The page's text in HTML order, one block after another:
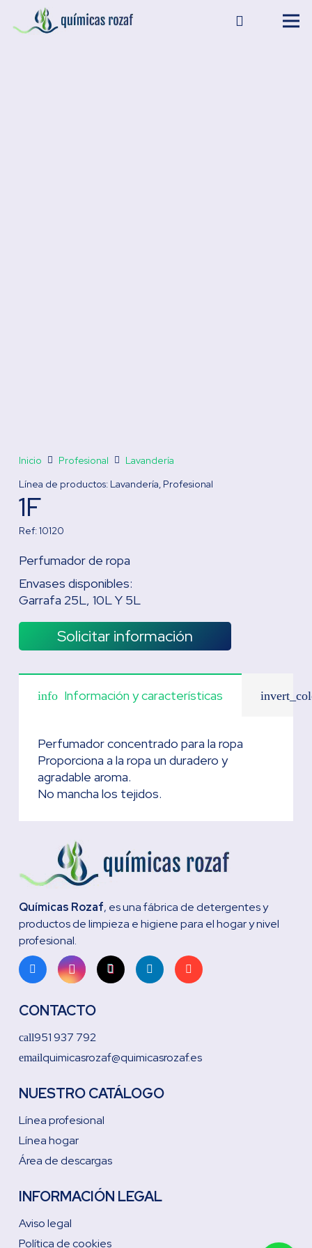
Inicio Profesional
Lavandería
Línea de productos: Lavandería, Profesional
1F
Ref:10120
Perfumador de ropa
Envases disponibles:
Garrafa 25L, 10L Y 5L
Solicitar información
info Información y características
Perfumador concentrado para la ropa
Proporciona a la ropa un duradero y
agradable aroma.
No mancha los tejidos.
Químicas Rozaf, es una fábrica de detergentes y
productos de limpieza e higiene para el hogar y nivel
profesional.
CONTACTO
call951 937 792
emailquimicasrozaf@quimicasrozaf.es
NUESTRO CATÁLOGO
Línea profesional
Línea hogar
Área de descargas
INFORMACIÓN LEGAL
Aviso legal
Política de cookies